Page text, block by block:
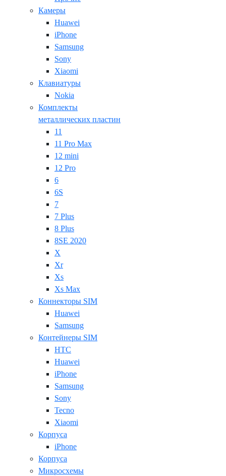
Камеры
Huawei
iPhone
Samsung
Sony
Xiaomi
Клавиатуры
Nokia
Комплекты
металлических пластин
11
11 Pro Max
12 mini
12 Pro
6
6S
7
7 Plus
8 Plus
8SE 2020
X
Xr
Xs
Xs Max
Коннекторы SIM
Huawei
Samsung
Контейнеры SIM
HTC
Huawei
iPhone
Samsung
Sony
Tecno
Xiaomi
Корпуса
iPhone
Корпуса
Микросхемы